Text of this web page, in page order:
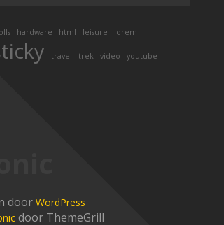
hardware html leisure lorem
travel trek video youtube
door WordPress
door ThemeGrill